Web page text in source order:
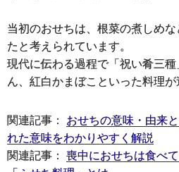
当初のおせちは、根菜の煮しめ
たと考えられています。
現代に伝わる過程で「祝い肴三
ん、紅白かまぼこといった料理が
関連記事： おせちの意味・由来
れた意味をわかりやすく解説
関連記事： 喪中におせちは食べ